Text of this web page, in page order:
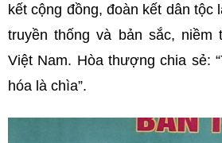
kết cộng đồng, đoàn kết dân tộc
truyền thống và bản sắc, niềm
Việt Nam. Hòa thượng chia sẻ:
hóa là chìa”.